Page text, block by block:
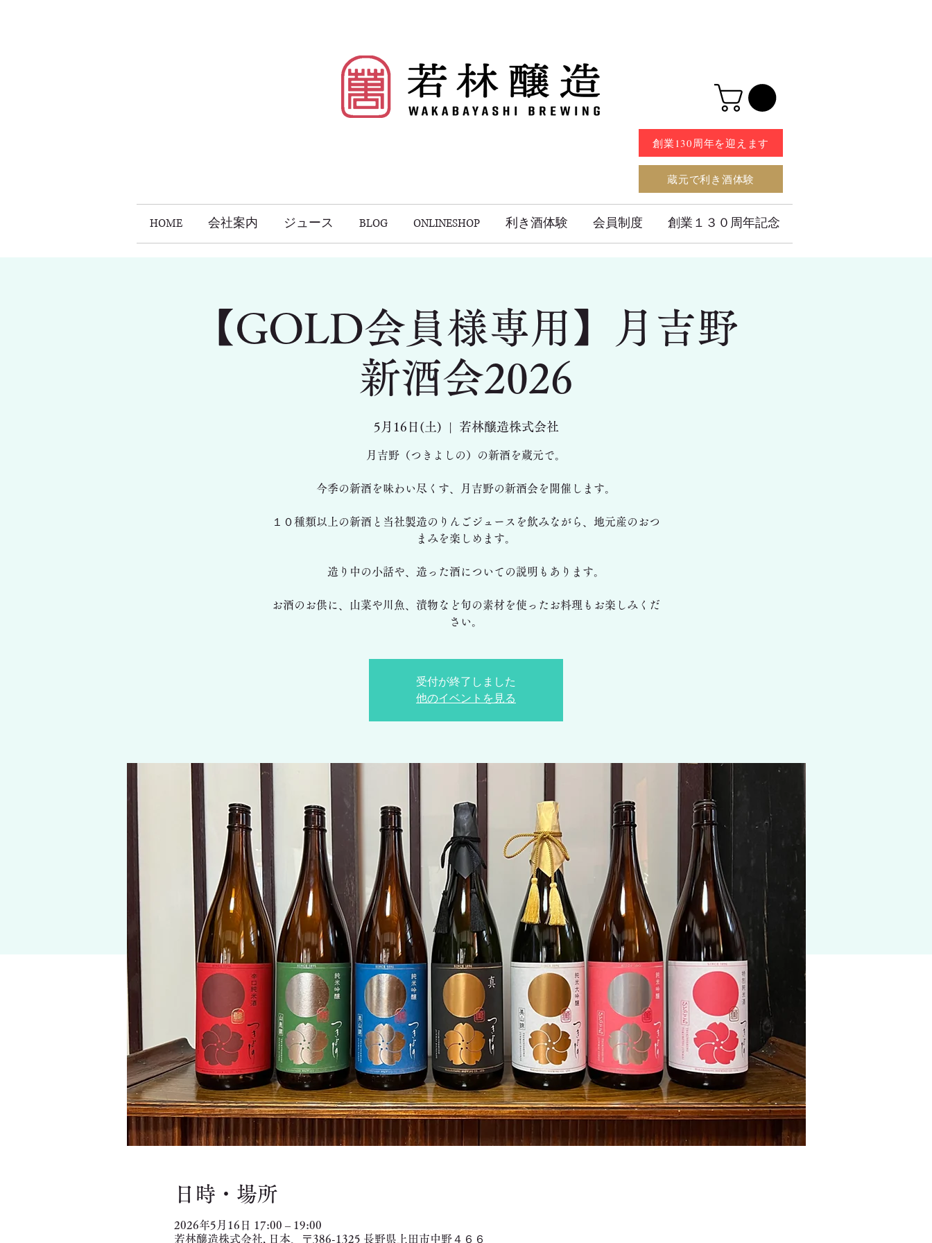
創業130周年を迎えます
蔵元で利き酒体験
HOME 会社案内 ジュース BLOG ONLINESHOP 利き酒体験 会員制度 創業１３０周年記念
【GOLD会員様専用】月吉野
新酒会2026
5月16日(土) 若林醸造株式会社
​月吉野（つきよしの）の新酒を蔵元で。
今季の新酒を味わい尽くす、月吉野の新酒会を開催します。
１０種類以上の新酒と当社製造のりんごジュースを飲みながら、地元産のおつ
まみを楽しめます。
造り中の小話や、造った酒についての説明もあります。
お酒のお供に、山菜や川魚、漬物など旬の素材を使ったお料理もお楽しみくだ
さい。
受付が終了しました
他のイベントを見る
日時・場所
2026年5月16日 17:00 – 19:00
若林醸造株式会社, 日本、〒386-1325 長野県上田市中野４６６